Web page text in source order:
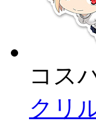
コス
クリ